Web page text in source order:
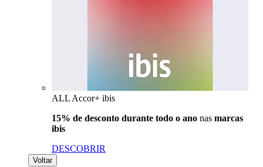
ALL Accor+ ibis
15% de desconto durante todo o ano nas marcas
ibis
DESCOBRIR
Voltar